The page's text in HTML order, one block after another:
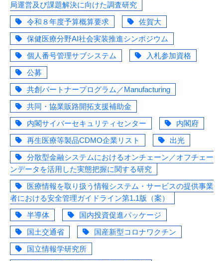
局運営及び課題解決に向けた調査研究
令和８年度予算概算要求
佐賀大
保健医療分野AI社会実装推進シンポジウム
個人番号管理サブシステム
入札参加資格
公募
共創パートナープログラム／Manufacturing
共同・協業販路開拓支援補助金
内閣サイバーセキュリティセンター
内閣府
再生医療等製品CDMO企業リスト
出光
分散型金融システムにおけるオンチェーン／オフチェー
ンデータを活用した実態把握に関する研究
医療情報を取り扱う情報システム・サービスの提供事業
者における安全管理ガイドライン第1.1版（案）
半導体
国内投資促進パッケージ
国土交通省
国産新型コロナワクチン
国立情報学研究所